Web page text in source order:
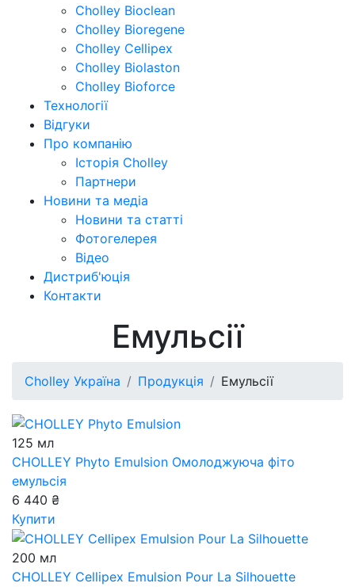
Cholley Bioclean
Cholley Bioregene
Cholley Cellipex
Cholley Biolaston
Cholley Bioforce
Технології
Відгуки
Про компанію
Історія Cholley
Партнери
Новини та медіа
Новини та статті
Фотогелерея
Відео
Дистриб'юція
Контакти
Емульсії
Cholley Україна Продукція Емульсії
125 мл
CHOLLEY Phyto Emulsion Омолоджуюча фіто
емульсія
6 440 ₴
Купити
200 мл
CHOLLEY Cellipex Emulsion Pour La Silhouette